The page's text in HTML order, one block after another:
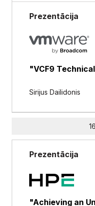
Prezentācija
"VCF9
Sirijus Dailidonis
Prezentācija
"Achieving an